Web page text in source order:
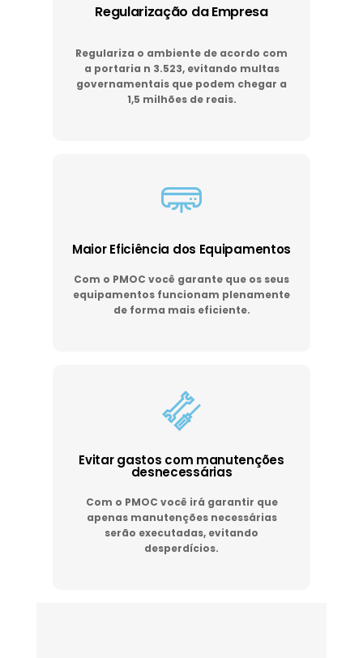
Regularização da Empresa
Regulariza o ambiente de acordo com
a portaria n 3.523, evitando multas
governamentais que podem chegar a
1,5 milhões de reais.
Maior Eficiência dos Equipamentos
Com o PMOC você garante que os seus
equipamentos funcionam plenamente
de forma mais eficiente.
Evitar gastos com manutenções
desnecessárias
Com o PMOC você irá garantir que
apenas manutenções necessárias
serão executadas, evitando
desperdícios.